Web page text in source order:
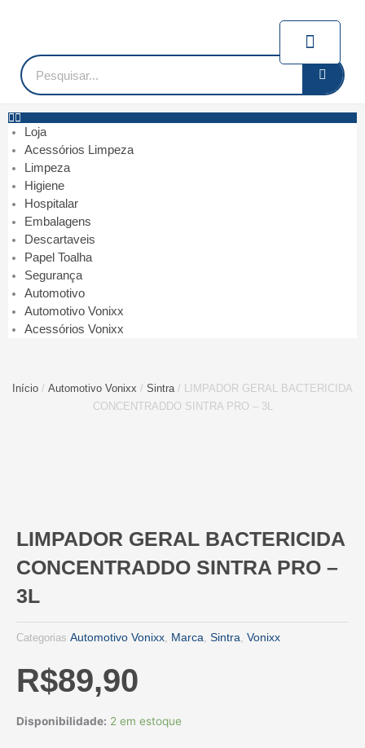
conteúdoPesquisar
Loja
Acessórios Limpeza
Limpeza
Higiene
Hospitalar
Embalagens
Descartaveis
Papel Toalha
Segurança
Automotivo
Automotivo Vonixx
Acessórios Vonixx
Início / Automotivo Vonixx / Sintra / LIMPADOR GERAL BACTERICIDA
CONCENTRADDO SINTRA PRO – 3L
LIMPADOR GERAL BACTERICIDA
CONCENTRADDO SINTRA PRO –
3L
Categorias Automotivo Vonixx Marca Sintra Vonixx
R$89,90
Disponibilidade: 2 em estoque
LIMPADOR